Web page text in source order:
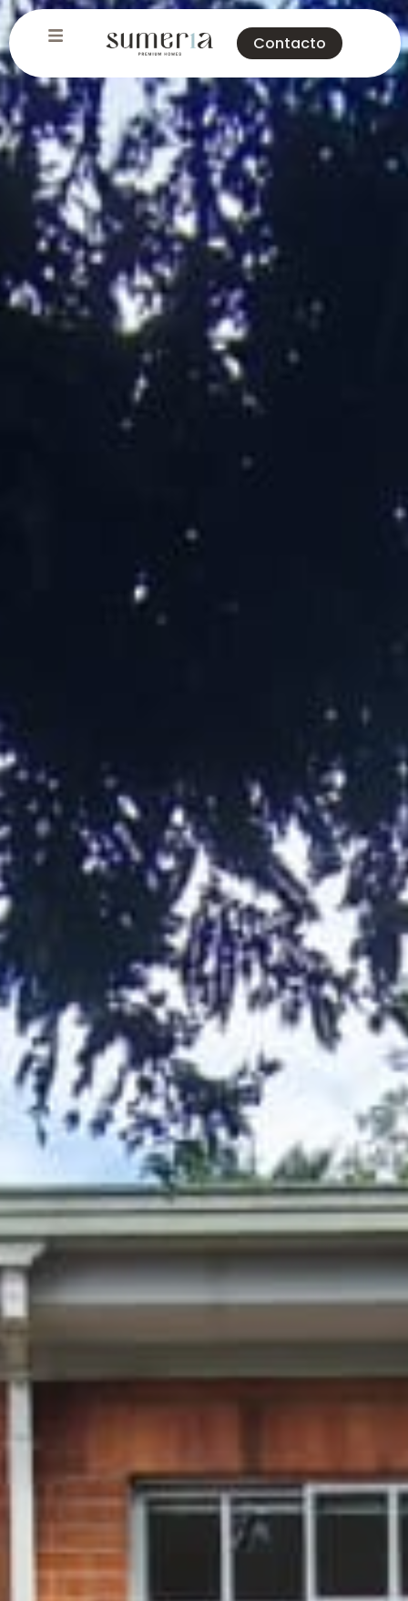
Contacto